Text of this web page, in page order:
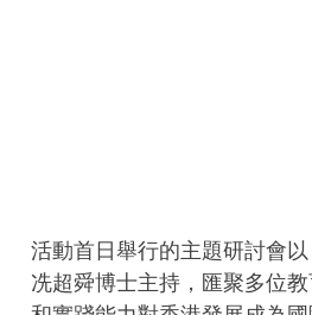
活動首日舉行的主題研討會
冼超舜博士主持，匯聚多位